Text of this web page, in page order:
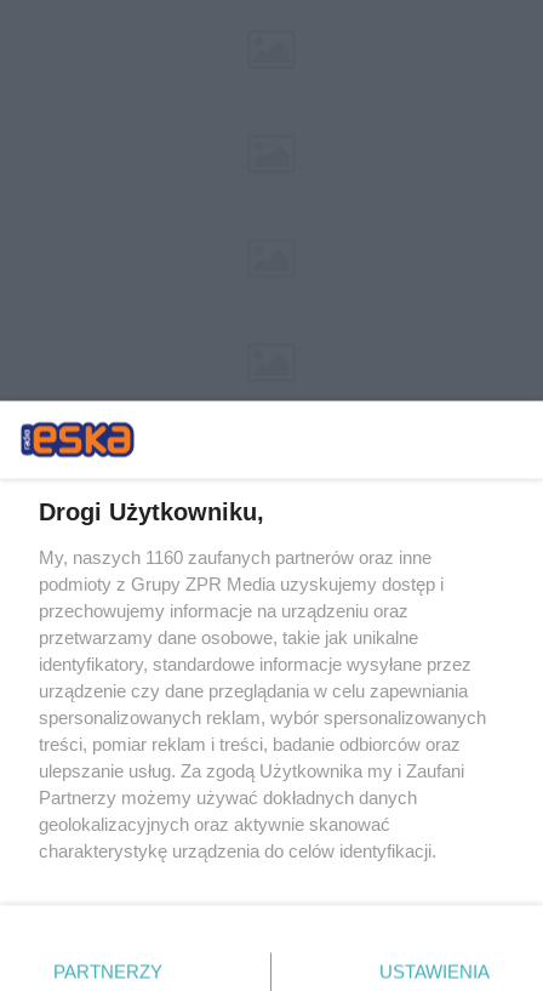
Żaden utwór zamieszczony w serwisie nie może być powielany i
rozpowszechniany lub dalej rozpowszechniany w jakikolwiek sposób (w
tym także elektroniczny lub mechaniczny) na jakimkolwiek polu
eksploatacji w jakiejkolwiek formie, włącznie z umieszczaniem w
Internecie bez pisemnej zgody właściciela praw. Jakiekolwiek użycie lub
wykorzystanie utworów w całości lub w części z naruszeniem prawa,
tzn. bez właściwej zgody, jest zabronione pod groźbą kary i może być
ścigane prawnie.
Drogi Użytkowniku,
My, naszych 1160 zaufanych partnerów oraz inne
podmioty z Grupy ZPR Media uzyskujemy dostęp i
przechowujemy informacje na urządzeniu oraz
przetwarzamy dane osobowe, takie jak unikalne
identyfikatory, standardowe informacje wysyłane przez
urządzenie czy dane przeglądania w celu zapewniania
spersonalizowanych reklam, wybór spersonalizowanych
treści, pomiar reklam i treści, badanie odbiorców oraz
ulepszanie usług. Za zgodą Użytkownika my i Zaufani
Partnerzy możemy używać dokładnych danych
geolokalizacyjnych oraz aktywnie skanować
charakterystykę urządzenia do celów identyfikacji.
zmienić/wycofać klikając przycisk ustawień prywatności
PARTNERZY USTAWIENIA